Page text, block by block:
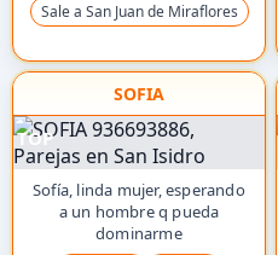
Sale a San Juan de Miraflores
SOFIA
TOP
Sofía, linda mujer, esperando
a un hombre q pueda
dominarme